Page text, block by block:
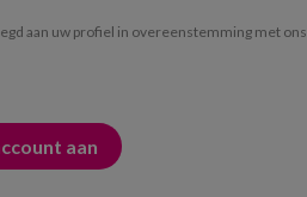
aan uw profiel in overeenstemming met ons